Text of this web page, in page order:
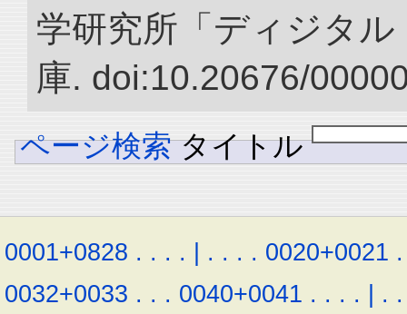
学研究所「ディジタ
庫. doi:10.20676/
ページ検索 タイトル
0001+0828 . . . . | . . . . 0020+0021 .
0032+0033 . . . 0040+0041 . . . . | . .